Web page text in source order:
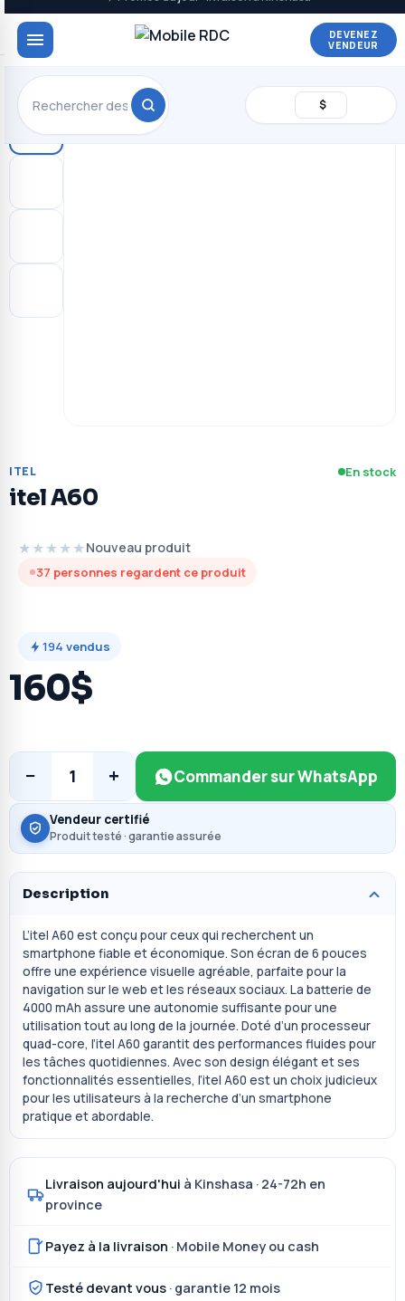
DEVENEZ
VENDEUR
$
ITEL En stock
itel A60
★★★★★Nouveau produit
37 personnes regardent ce produit
194 vendus
160$
− 1 + Commander sur WhatsApp
Vendeur certifié
Produit testé · garantie assurée
Description
L’itel A60 est conçu pour ceux qui recherchent un
smartphone fiable et économique. Son écran de 6 pouces
offre une expérience visuelle agréable, parfaite pour la
navigation sur le web et les réseaux sociaux. La batterie de
4000 mAh assure une autonomie suffisante pour une
utilisation tout au long de la journée. Doté d’un processeur
quad-core, l’itel A60 garantit des performances fluides pour
les tâches quotidiennes. Avec son design élégant et ses
fonctionnalités essentielles, l’itel A60 est un choix judicieux
pour les utilisateurs à la recherche d’un smartphone
pratique et abordable.
Livraison aujourd'hui à Kinshasa · 24-72h en
province
Payez à la livraison · Mobile Money ou cash
Testé devant vous · garantie 12 mois